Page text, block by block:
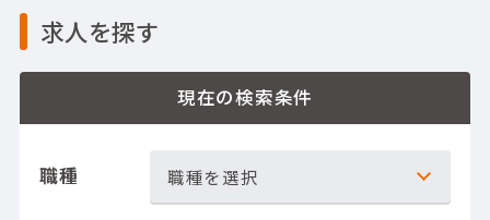
求人を探す
現在の検索条件
職種 職種を選択